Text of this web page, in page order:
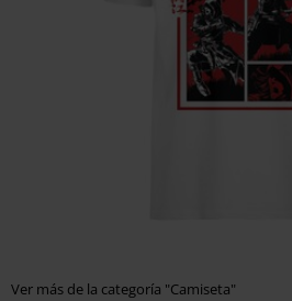
Ver más de la categoría "Camiseta"